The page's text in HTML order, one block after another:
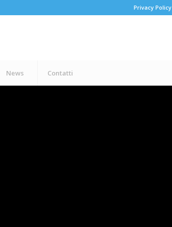
Privacy Policy
News Contatti